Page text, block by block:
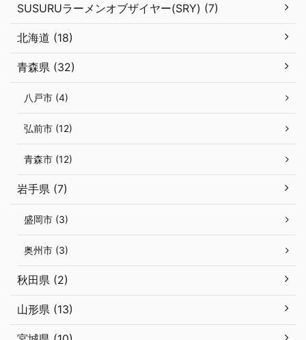
SUSURUラーメンオブザイヤー(SRY) (7)
北海道 (18)
青森県 (32)
八戸市 (4)
弘前市 (12)
青森市 (12)
岩手県 (7)
盛岡市 (3)
奥州市 (3)
秋田県 (2)
山形県 (13)